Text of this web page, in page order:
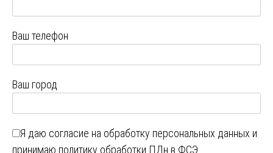
Ваш телефон
Ваш город
Я даю согласие на обработку персональных данных и
принимаю политику обработки ПДн в ФСЭ